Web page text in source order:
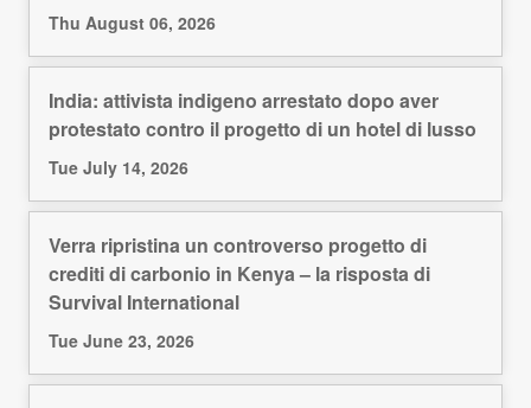
Thu August 06, 2026
India: attivista indigeno arrestato dopo aver
protestato contro il progetto di un hotel di lusso
Tue July 14, 2026
Verra ripristina un controverso progetto di
crediti di carbonio in Kenya – la risposta di
Survival International
Tue June 23, 2026